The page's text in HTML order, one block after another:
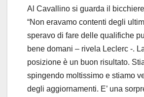
Al Cavallino si guarda il
“Non eravamo contenti degli
speravo di fare delle qualifiche
bene domani – rivela Leclerc -.
posizione è un buon risultato.
spingendo moltissimo e stiamo
degli aggiornamenti. E’ una